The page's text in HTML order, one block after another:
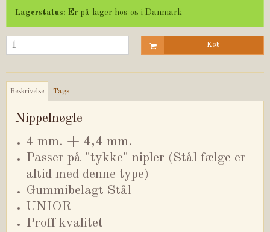
Lagerstatus: Er på lager hos os i Danmark
Køb
Beskrivelse Tags
Nippelnøgle
4 mm. + 4,4 mm.
Passer på "tykke" nipler (Stål fælge er
altid med denne type)
Gummibelagt Stål
UNIOR
Proff kvalitet